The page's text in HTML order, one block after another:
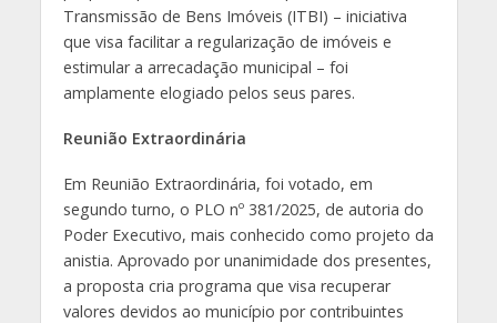
Transmissão de Bens Imóveis (ITBI) – iniciativa
que visa facilitar a regularização de imóveis e
estimular a arrecadação municipal – foi
amplamente elogiado pelos seus pares.
Reunião Extraordinária
Em Reunião Extraordinária, foi votado, em
segundo turno, o PLO nº 381/2025, de autoria do
Poder Executivo, mais conhecido como projeto da
anistia. Aprovado por unanimidade dos presentes,
a proposta cria programa que visa recuperar
valores devidos ao município por contribuintes